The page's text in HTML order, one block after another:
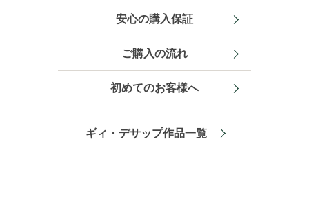
安心の購入保証
ご購入の流れ
初めてのお客様へ
ギィ・デサップ作品一覧